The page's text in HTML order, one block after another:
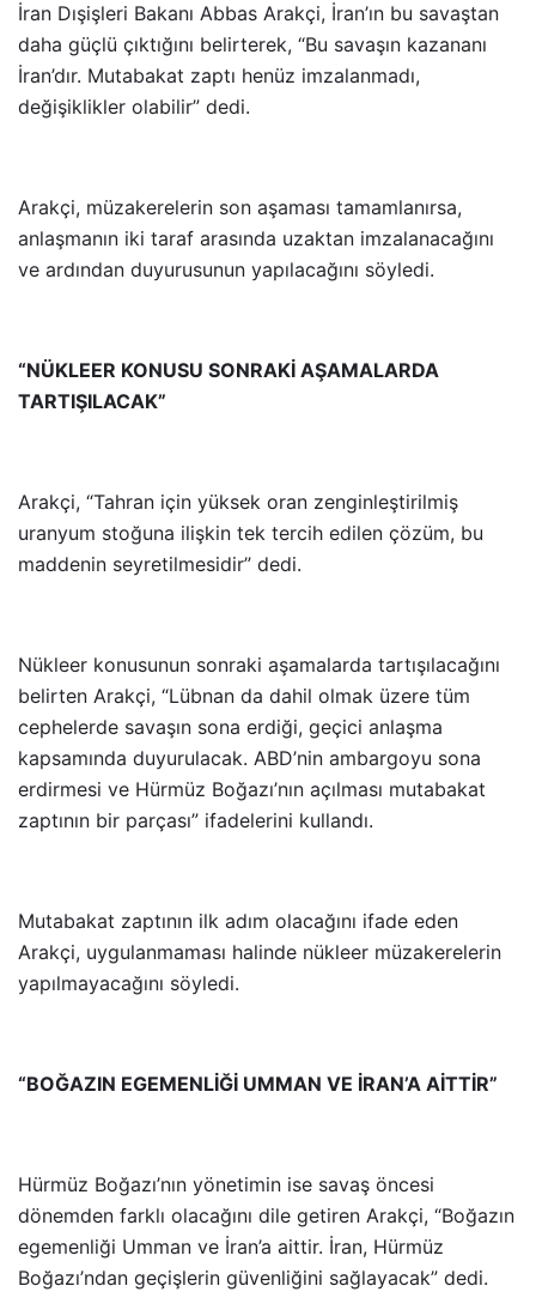
İran Dışişleri Bakanı Abbas Arakçi, İran’ın bu savaştan
daha güçlü çıktığını belirterek, “Bu savaşın kazananı
İran’dır. Mutabakat zaptı henüz imzalanmadı,
değişiklikler olabilir” dedi.
Arakçi, müzakerelerin son aşaması tamamlanırsa,
anlaşmanın iki taraf arasında uzaktan imzalanacağını
ve ardından duyurusunun yapılacağını söyledi.
“NÜKLEER KONUSU SONRAKİ AŞAMALARDA
TARTIŞILACAK”
Arakçi, “Tahran için yüksek oran zenginleştirilmiş
uranyum stoğuna ilişkin tek tercih edilen çözüm, bu
maddenin seyretilmesidir” dedi.
Nükleer konusunun sonraki aşamalarda tartışılacağını
belirten Arakçi, “Lübnan da dahil olmak üzere tüm
cephelerde savaşın sona erdiği, geçici anlaşma
kapsamında duyurulacak. ABD’nin ambargoyu sona
erdirmesi ve Hürmüz Boğazı’nın açılması mutabakat
zaptının bir parçası” ifadelerini kullandı.
Mutabakat zaptının ilk adım olacağını ifade eden
Arakçi, uygulanmaması halinde nükleer müzakerelerin
yapılmayacağını söyledi.
“BOĞAZIN EGEMENLİĞİ UMMAN VE İRAN’A AİTTİR”
Hürmüz Boğazı’nın yönetimin ise savaş öncesi
dönemden farklı olacağını dile getiren Arakçi, “Boğazın
egemenliği Umman ve İran’a aittir. İran, Hürmüz
Boğazı’ndan geçişlerin güvenliğini sağlayacak” dedi.